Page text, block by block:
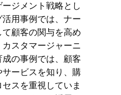
ジメント戦略とし
用事例では、ナー
顧客の関与を高め
スタマージャーニ
の事例では、顧客
ービスを知り、購
スを重視していま